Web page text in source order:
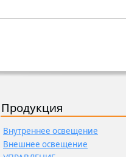
Продукция
Внутреннее освещение
Внешнее освещение